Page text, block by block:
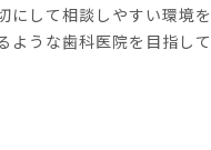
して相談しやすい環境を
ような歯科医院を目指し